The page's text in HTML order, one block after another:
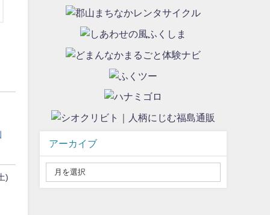
)
アーカイブ